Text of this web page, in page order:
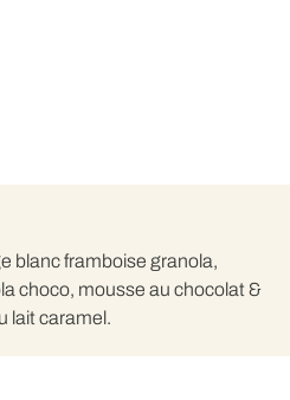
blanc framboise granola,
choco, mousse au chocolat &
lait caramel.